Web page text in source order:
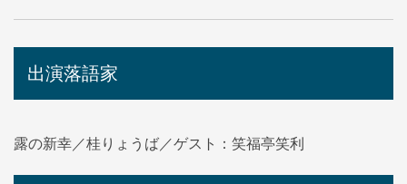
出演落語家
露の新幸／桂りょうば／ゲスト：笑福亭笑利